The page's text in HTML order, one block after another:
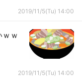
2019/11/5(Tu) 14:00
ｗ
2019/11/5(Tu) 14:00